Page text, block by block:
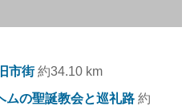
市街 約34.10 km
ムの聖誕教会と巡礼路 約